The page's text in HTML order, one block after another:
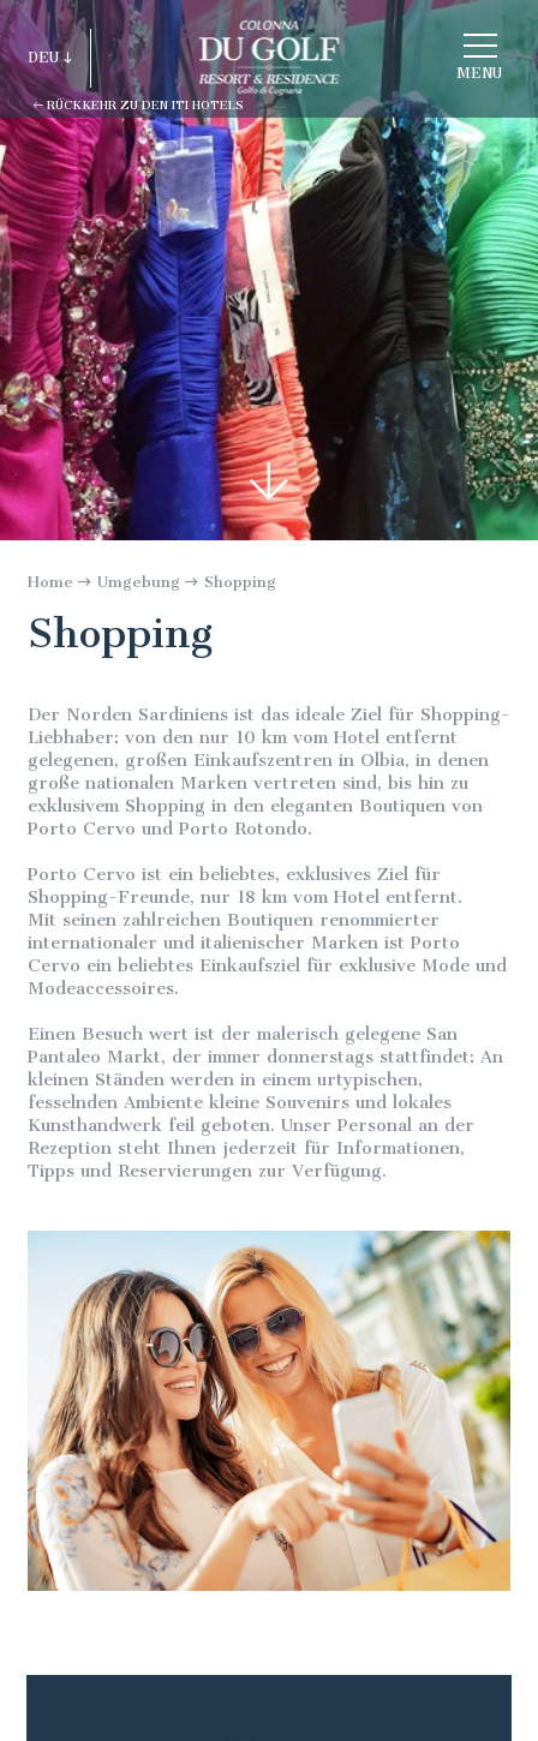
MENU
RÜCKKEHR ZU DEN ITI HOTELS
DEU
ITA
ENG
DEU
ESP
RUS
STRUKTUR
WÄHLEN
Home Umgebung Shopping
Shopping
Der Norden Sardiniens ist das ideale Ziel für Shopping-
Liebhaber: von den nur 10 km vom Hotel entfernt
gelegenen, großen Einkaufszentren in Olbia, in denen
große nationalen Marken vertreten sind, bis hin zu
exklusivem Shopping in den eleganten Boutiquen von
Porto Cervo und Porto Rotondo.
Porto Cervo ist ein beliebtes, exklusives Ziel für
Shopping-Freunde, nur 18 km vom Hotel entfernt.
Mit seinen zahlreichen Boutiquen renommierter
internationaler und italienischer Marken ist Porto
Cervo ein beliebtes Einkaufsziel für exklusive Mode und
Modeaccessoires.
Einen Besuch wert ist der malerisch gelegene San
Pantaleo Markt, der immer donnerstags stattfindet: An
kleinen Ständen werden in einem urtypischen,
fesselnden Ambiente kleine Souvenirs und lokales
Kunsthandwerk feil geboten. Unser Personal an der
Rezeption steht Ihnen jederzeit für Informationen,
Tipps und Reservierungen zur Verfügung.